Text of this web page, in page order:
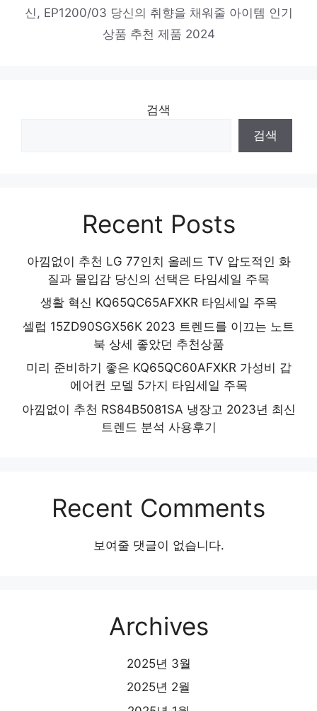
품 2024
미니아 미니 건조기 PRO, 화이트
신, EP1200/03 당신의 취향을 채워줄 아이템 인기
상품 추천 제품 2024
검색
검색
Recent Posts
아낌없이 추천 LG 77인치 올레드 TV 압도적인 화
질과 몰입감 당신의 선택은 타임세일 주목
생활 혁신 KQ65QC65AFXKR 타임세일 주목
셀럽 15ZD90SGX56K 2023 트렌드를 이끄는 노트
북 상세 좋았던 추천상품
미리 준비하기 좋은 KQ65QC60AFXKR 가성비 갑
에어컨 모델 5가지 타임세일 주목
아낌없이 추천 RS84B5081SA 냉장고 2023년 최신
트렌드 분석 사용후기
Recent Comments
보여줄 댓글이 없습니다.
Archives
2025년 3월
2025년 2월